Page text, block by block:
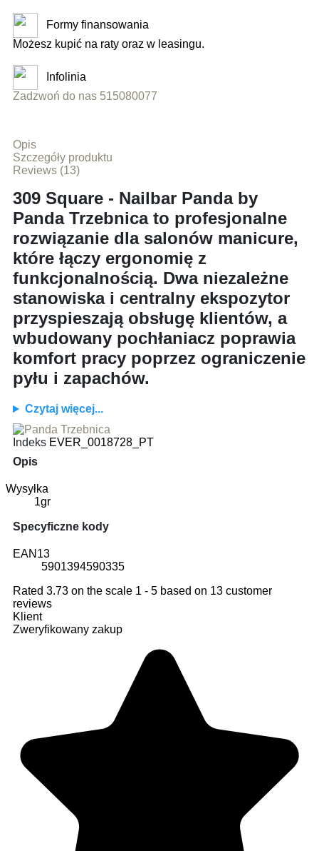
Formy finansowania
Możesz kupić na raty oraz w leasingu.
Infolinia
Zadzwoń do nas 515080077
Opis
Szczegóły produktu
Reviews (13)
309 Square - Nailbar Panda by
Panda Trzebnica to profesjonalne
rozwiązanie dla salonów manicure,
które łączy ergonomię z
funkcjonalnością. Dwa niezależne
stanowiska i centralny ekspozytor
przyspieszają obsługę klientów, a
wbudowany pochłaniacz poprawia
komfort pracy poprzez ograniczenie
pyłu i zapachów.
Czytaj więcej...
Indeks EVER_0018728_PT
Opis
Wysyłka
1gr
Specyficzne kody
EAN13
5901394590335
Rated 3.73 on the scale 1 - 5 based on 13 customer
reviews
Klient
Zweryfikowany zakup